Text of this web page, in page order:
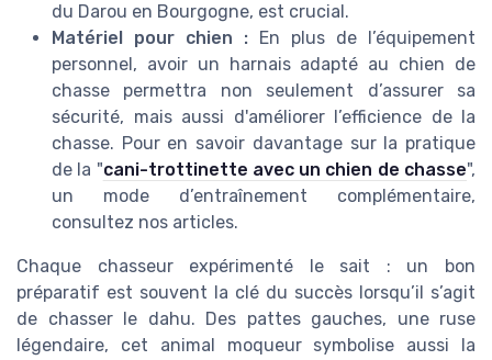
du Darou en Bourgogne, est crucial.
Matériel pour chien : En plus de l’équipement
personnel, avoir un harnais adapté au chien de
chasse permettra non seulement d’assurer sa
sécurité, mais aussi d'améliorer l’efficience de la
chasse. Pour en savoir davantage sur la pratique
de la "cani-trottinette avec un chien de chasse",
un mode d’entraînement complémentaire,
consultez nos articles.
Chaque chasseur expérimenté le sait : un bon
préparatif est souvent la clé du succès lorsqu’il s’agit
de chasser le dahu. Des pattes gauches, une ruse
légendaire, cet animal moqueur symbolise aussi la